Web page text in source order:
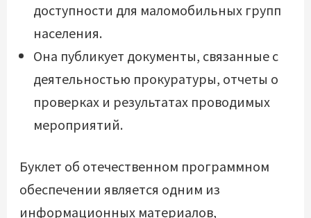
доступности для маломобильных групп
населения.
Она публикует документы, связанные с
деятельностью прокуратуры, отчеты о
проверках и результатах проводимых
мероприятий.
Буклет об отечественном программном
обеспечении является одним из
информационных материалов,